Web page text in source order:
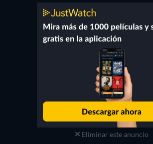
Eliminar este anuncio